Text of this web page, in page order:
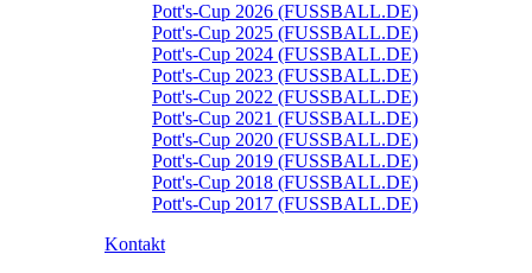
Pott's-Cup 2026 (FUSSBALL.DE)
Pott's-Cup 2025 (FUSSBALL.DE)
Pott's-Cup 2024 (FUSSBALL.DE)
Pott's-Cup 2023 (FUSSBALL.DE)
Pott's-Cup 2022 (FUSSBALL.DE)
Pott's-Cup 2021 (FUSSBALL.DE)
Pott's-Cup 2020 (FUSSBALL.DE)
Pott's-Cup 2019 (FUSSBALL.DE)
Pott's-Cup 2018 (FUSSBALL.DE)
Pott's-Cup 2017 (FUSSBALL.DE)
Kontakt